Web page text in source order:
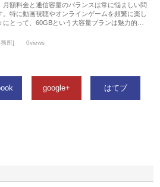
月額料金と通信容量のバランスは常に悩ましい問
。特に動画視聴やオンラインゲームを頻繁に楽し
にとって、60GBという大容量プランは魅力的…
所] 0views
google+ はてブ